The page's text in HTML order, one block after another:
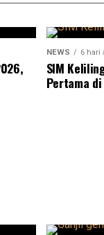
NEWS 6 hari
SIM
Pertama